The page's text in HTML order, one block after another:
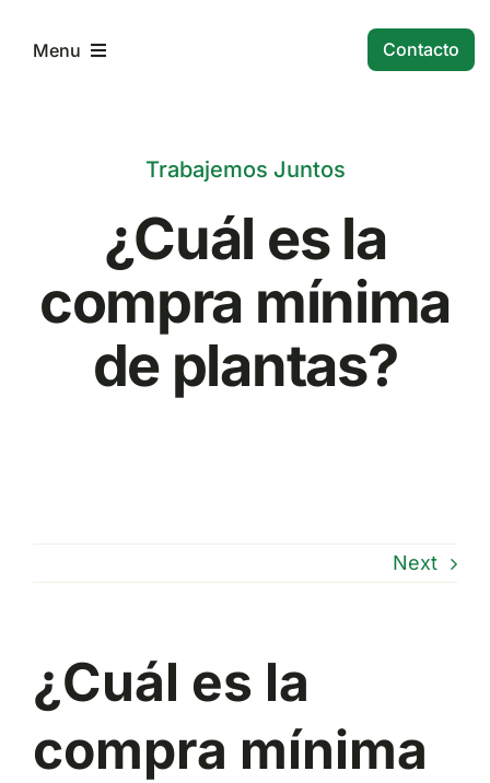
Menu
Servicios
Noticias
Contacto
Trabajemos Juntos
¿Cuál es la
compra mínima
de plantas?
Next
¿Cuál es la
compra mínima